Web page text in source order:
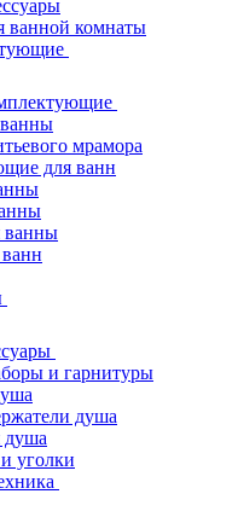
ванной комнаты
мрамора
для ванн
ванны
и гарнитуры
душа
душа
уголки